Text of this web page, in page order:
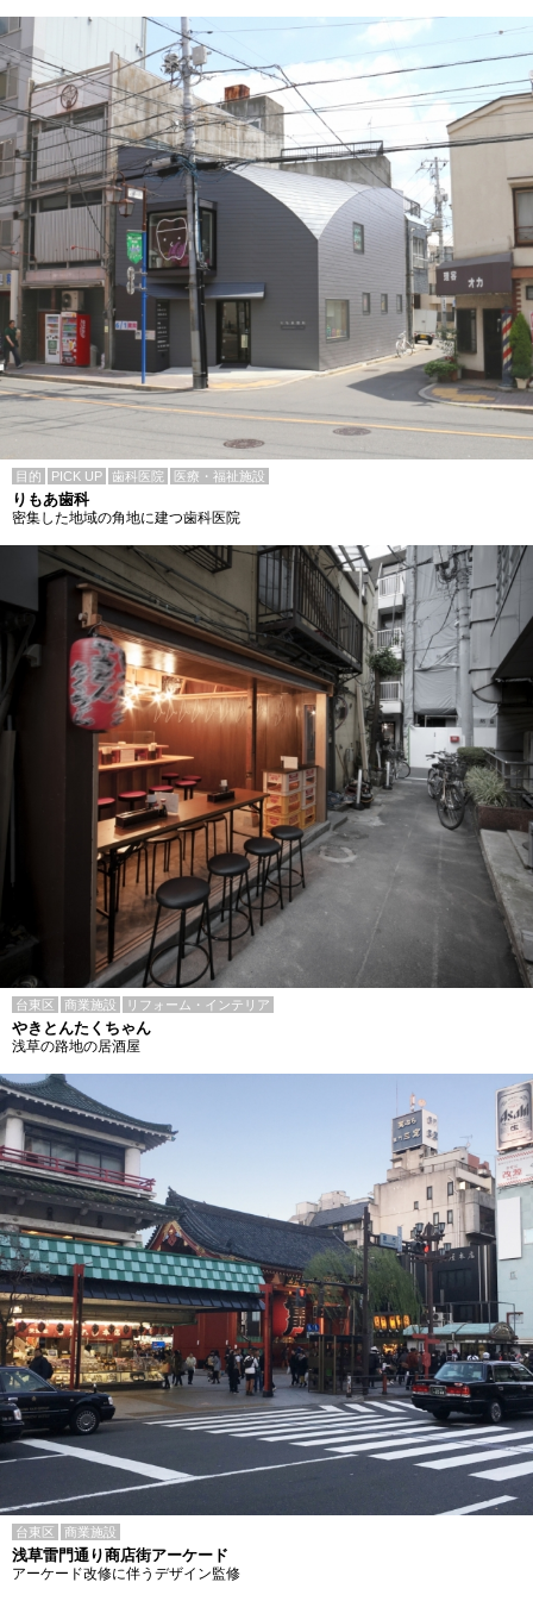
目的 PICK UP 歯科医院 医療・福祉施設
りもあ歯科
密集した地域の角地に建つ歯科医院
台東区 商業施設 リフォーム・インテリア
やきとんたくちゃん
浅草の路地の居酒屋
台東区 商業施設
浅草雷門通り商店街アーケード
アーケード改修に伴うデザイン監修